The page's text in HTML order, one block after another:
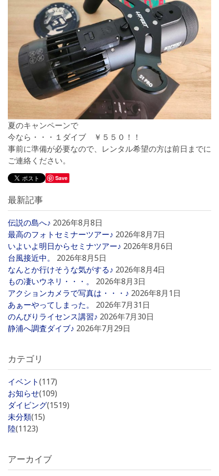
夏のキャンペーンで
今なら・・・１ダイブ ￥５５０！！
事前に準備が必要なので、レンタル希望の方は前日までに
ご連絡ください。
Save
最新記事
伝説の島へ♪ 2026年8月8日
最高のフォトセミナーツアー♪ 2026年8月7日
いよいよ明日からセミナツアー♪ 2026年8月6日
台風接近中。
2026年8月5日
なんとか行けそうな気がする♪ 2026年8月4日
もの凄いウネリ・・・。
2026年8月3日
アクションカメラで写真は・・・♪ 2026年8月1日
あぁーやってしまった。
2026年7月31日
のんびりライセンス講習♪ 2026年7月30日
静浦へ調査ダイブ♪ 2026年7月29日
カテゴリ
イベント(117)
お知らせ(109)
ダイビング(1519)
未分類(15)
陸(1123)
アーカイブ